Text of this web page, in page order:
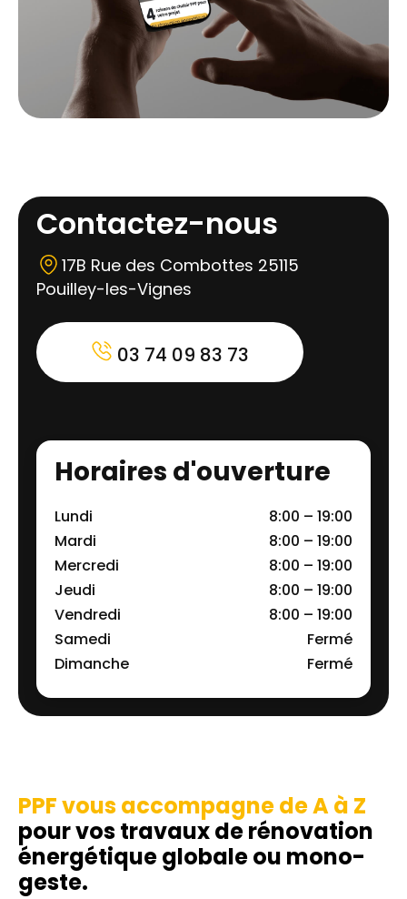
Contactez-nous
17B Rue des Combottes 25115
Pouilley-les-Vignes
03 74 09 83 73
Horaires d'ouverture
Lundi
8:00 – 19:00
Mardi
8:00 – 19:00
Mercredi
8:00 – 19:00
Jeudi
8:00 – 19:00
Vendredi
8:00 – 19:00
Samedi
Fermé
Dimanche
Fermé
PPF vous accompagne de A à Z
pour vos travaux de rénovation
énergétique globale ou mono-
geste.